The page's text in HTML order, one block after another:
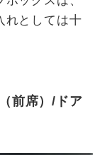
れとしては十
前席）/ドア